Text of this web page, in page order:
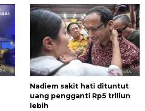
Nadiem sakit hati dituntut
uang pengganti Rp5 triliun
lebih